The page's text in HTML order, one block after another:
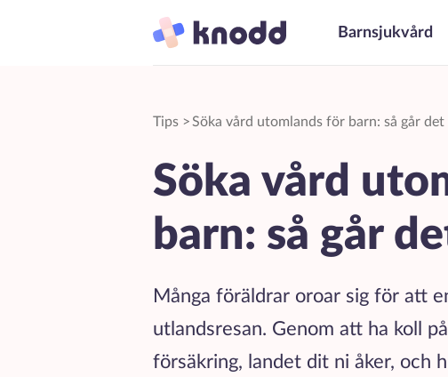
Barnsjukvård
Tips >Söka vård utomlands för barn: så går det
Söka vård
barn: så går
Många föräldrar oroar sig för att
utlandsresan. Genom att ha koll
försäkring, landet dit ni åker, och